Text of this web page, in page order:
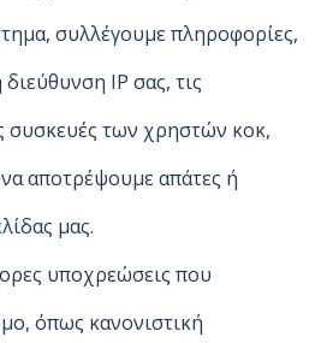
συλλέγουμε πληροφορίες,
IP σας, τις
συσκευές των χρηστών κοκ,
αποτρέψουμε απάτες ή
μας.
υποχρεώσεις που
όπως κανονιστική